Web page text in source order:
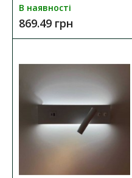
В наявності
869.49 грн